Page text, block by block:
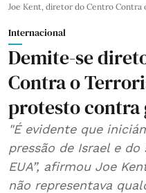
Joe Kent, diretor do Centro Contra
Internacional
Demite-se
Contra o
protesto contra
"É evidente que
pressão de Israel e do
EUA”, afirmou Joe
não representava